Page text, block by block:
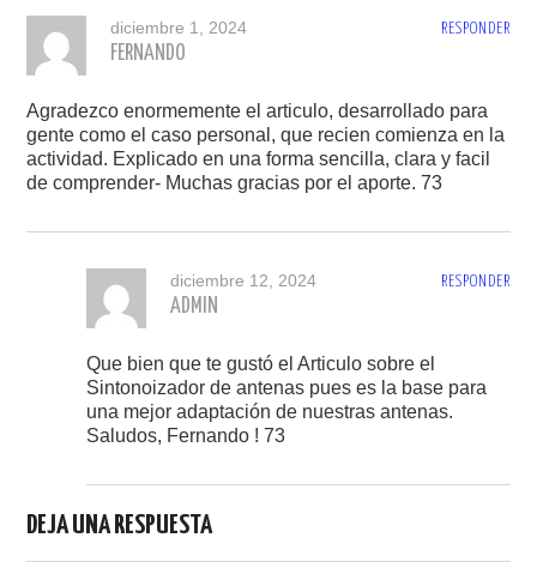
RESPONDER
diciembre 1, 2024
FERNANDO
Agradezco enormemente el articulo, desarrollado para
gente como el caso personal, que recien comienza en la
actividad. Explicado en una forma sencilla, clara y facil
de comprender- Muchas gracias por el aporte. 73
RESPONDER
diciembre 12, 2024
ADMIN
Que bien que te gustó el Articulo sobre el
Sintonoizador de antenas pues es la base para
una mejor adaptación de nuestras antenas.
Saludos, Fernando ! 73
DEJA UNA RESPUESTA